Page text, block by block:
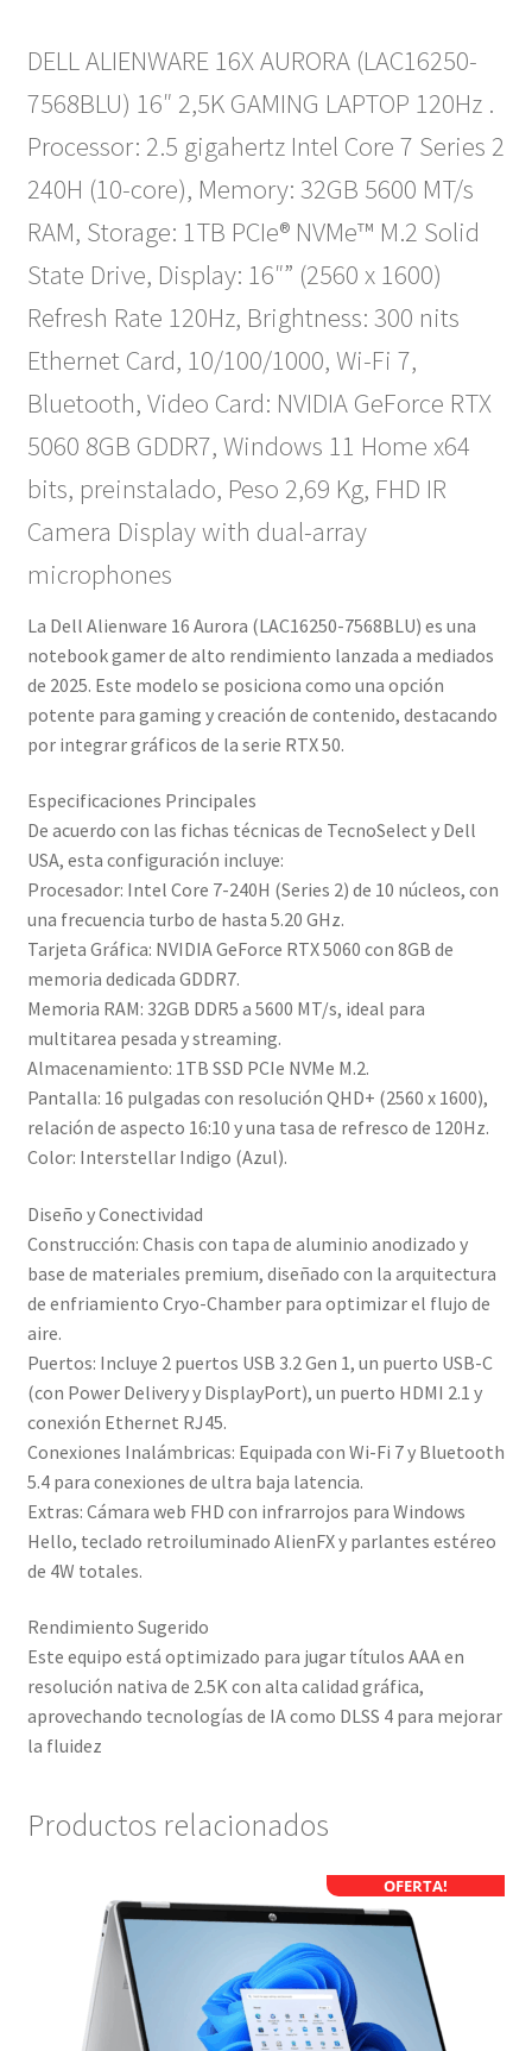
DELL ALIENWARE 16X AURORA (LAC16250-
7568BLU) 16″ 2,5K GAMING LAPTOP 120Hz .
Processor: 2.5 gigahertz Intel Core 7 Series 2
240H (10-core), Memory: 32GB 5600 MT/s
RAM, Storage: 1TB PCIe® NVMe™ M.2 Solid
State Drive, Display: 16″” (2560 x 1600)
Refresh Rate 120Hz, Brightness: 300 nits
Ethernet Card, 10/100/1000, Wi-Fi 7,
Bluetooth, Video Card: NVIDIA GeForce RTX
5060 8GB GDDR7, Windows 11 Home x64
bits, preinstalado, Peso 2,69 Kg, FHD IR
Camera Display with dual-array
microphones
La Dell Alienware 16 Aurora (LAC16250-7568BLU) es una
notebook gamer de alto rendimiento lanzada a mediados
de 2025. Este modelo se posiciona como una opción
potente para gaming y creación de contenido, destacando
por integrar gráficos de la serie RTX 50.
Especificaciones Principales
De acuerdo con las fichas técnicas de TecnoSelect y Dell
USA, esta configuración incluye:
Procesador: Intel Core 7-240H (Series 2) de 10 núcleos, con
una frecuencia turbo de hasta 5.20 GHz.
Tarjeta Gráfica: NVIDIA GeForce RTX 5060 con 8GB de
memoria dedicada GDDR7.
Memoria RAM: 32GB DDR5 a 5600 MT/s, ideal para
multitarea pesada y streaming.
Almacenamiento: 1TB SSD PCIe NVMe M.2.
Pantalla: 16 pulgadas con resolución QHD+ (2560 x 1600),
relación de aspecto 16:10 y una tasa de refresco de 120Hz.
Color: Interstellar Indigo (Azul).
Diseño y Conectividad
Construcción: Chasis con tapa de aluminio anodizado y
base de materiales premium, diseñado con la arquitectura
de enfriamiento Cryo-Chamber para optimizar el flujo de
aire.
Puertos: Incluye 2 puertos USB 3.2 Gen 1, un puerto USB-C
(con Power Delivery y DisplayPort), un puerto HDMI 2.1 y
conexión Ethernet RJ45.
Conexiones Inalámbricas: Equipada con Wi-Fi 7 y Bluetooth
5.4 para conexiones de ultra baja latencia.
Extras: Cámara web FHD con infrarrojos para Windows
Hello, teclado retroiluminado AlienFX y parlantes estéreo
de 4W totales.
Rendimiento Sugerido
Este equipo está optimizado para jugar títulos AAA en
resolución nativa de 2.5K con alta calidad gráfica,
aprovechando tecnologías de IA como DLSS 4 para mejorar
la fluidez
Productos relacionados
OFERTA!